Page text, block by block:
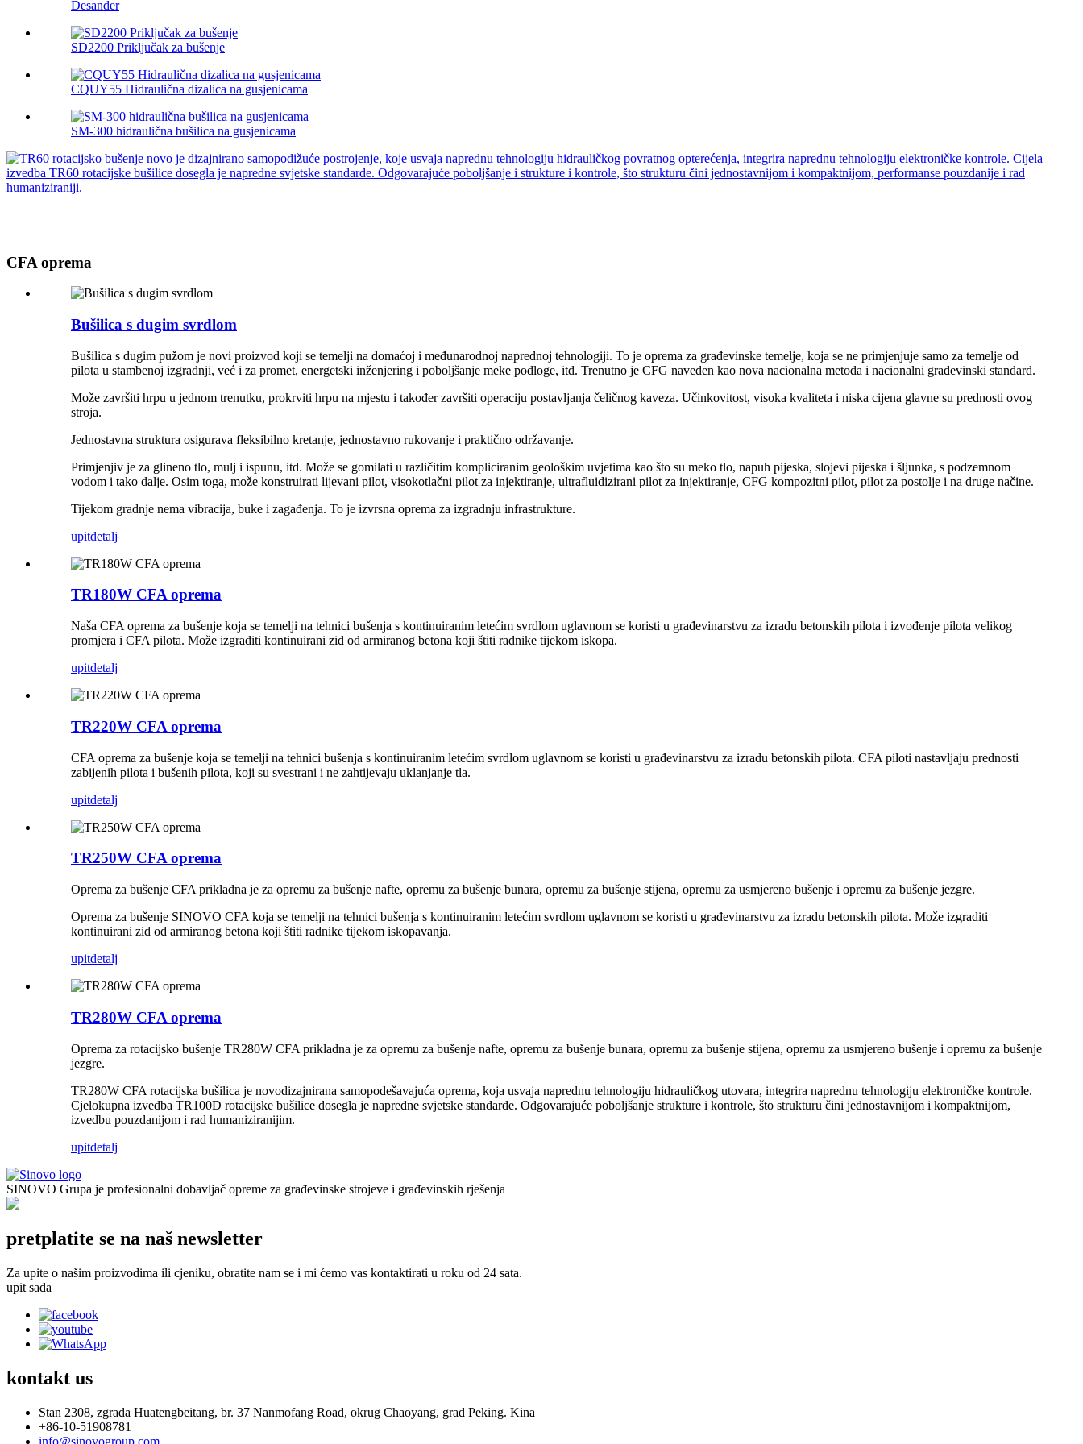
Desander
SD2200 Priključak za bušenje
CQUY55 Hidraulična dizalica na gusjenicama
SM-300 hidraulična bušilica na gusjenicama
CFA oprema
Bušilica s dugim svrdlom
Bušilica s dugim pužom je novi proizvod koji se temelji na domaćoj i međunarodnoj naprednoj tehnologiji. To je oprema za građevinske temelje, koja se ne primjenjuje samo za temelje od
pilota u stambenoj izgradnji, već i za promet, energetski inženjering i poboljšanje meke podloge, itd. Trenutno je CFG naveden kao nova nacionalna metoda i nacionalni građevinski standard.
Može završiti hrpu u jednom trenutku, prokrviti hrpu na mjestu i također završiti operaciju postavljanja čeličnog kaveza. Učinkovitost, visoka kvaliteta i niska cijena glavne su prednosti ovog
stroja.
Jednostavna struktura osigurava fleksibilno kretanje, jednostavno rukovanje i praktično održavanje.
Primjenjiv je za glineno tlo, mulj i ispunu, itd. Može se gomilati u različitim kompliciranim geološkim uvjetima kao što su meko tlo, napuh pijeska, slojevi pijeska i šljunka, s podzemnom
vodom i tako dalje. Osim toga, može konstruirati lijevani pilot, visokotlačni pilot za injektiranje, ultrafluidizirani pilot za injektiranje, CFG kompozitni pilot, pilot za postolje i na druge načine.
Tijekom gradnje nema vibracija, buke i zagađenja. To je izvrsna oprema za izgradnju infrastrukture.
upitdetalj
TR180W CFA oprema
Naša CFA oprema za bušenje koja se temelji na tehnici bušenja s kontinuiranim letećim svrdlom uglavnom se koristi u građevinarstvu za izradu betonskih pilota i izvođenje pilota velikog
promjera i CFA pilota. Može izgraditi kontinuirani zid od armiranog betona koji štiti radnike tijekom iskopa.
upitdetalj
TR220W CFA oprema
CFA oprema za bušenje koja se temelji na tehnici bušenja s kontinuiranim letećim svrdlom uglavnom se koristi u građevinarstvu za izradu betonskih pilota. CFA piloti nastavljaju prednosti
zabijenih pilota i bušenih pilota, koji su svestrani i ne zahtijevaju uklanjanje tla.
upitdetalj
TR250W CFA oprema
Oprema za bušenje CFA prikladna je za opremu za bušenje nafte, opremu za bušenje bunara, opremu za bušenje stijena, opremu za usmjereno bušenje i opremu za bušenje jezgre.
Oprema za bušenje SINOVO CFA koja se temelji na tehnici bušenja s kontinuiranim letećim svrdlom uglavnom se koristi u građevinarstvu za izradu betonskih pilota. Može izgraditi
kontinuirani zid od armiranog betona koji štiti radnike tijekom iskopavanja.
upitdetalj
TR280W CFA oprema
Oprema za rotacijsko bušenje TR280W CFA prikladna je za opremu za bušenje nafte, opremu za bušenje bunara, opremu za bušenje stijena, opremu za usmjereno bušenje i opremu za bušenje
jezgre.
TR280W CFA rotacijska bušilica je novodizajnirana samopodešavajuća oprema, koja usvaja naprednu tehnologiju hidrauličkog utovara, integrira naprednu tehnologiju elektroničke kontrole.
Cjelokupna izvedba TR100D rotacijske bušilice dosegla je napredne svjetske standarde. Odgovarajuće poboljšanje strukture i kontrole, što strukturu čini jednostavnijom i kompaktnijom,
izvedbu pouzdanijom i rad humaniziranijim.
upitdetalj
SINOVO Grupa je profesionalni dobavljač opreme za građevinske strojeve i građevinskih rješenja
pretplatite se na naš newsletter
Za upite o našim proizvodima ili cjeniku, obratite nam se i mi ćemo vas kontaktirati u roku od 24 sata.
upit sada
kontakt us
Stan 2308, zgrada Huatengbeitang, br. 37 Nanmofang Road, okrug Chaoyang, grad Peking. Kina
+86-10-51908781